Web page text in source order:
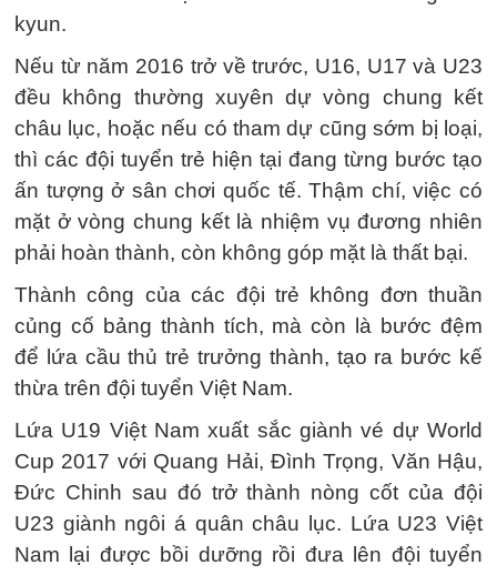
kyun.
Nếu từ năm 2016 trở về trước, U16, U17 và U23
đều không thường xuyên dự vòng chung kết
châu lục, hoặc nếu có tham dự cũng sớm bị loại,
thì các đội tuyển trẻ hiện tại đang từng bước tạo
ấn tượng ở sân chơi quốc tế. Thậm chí, việc có
mặt ở vòng chung kết là nhiệm vụ đương nhiên
phải hoàn thành, còn không góp mặt là thất bại.
Thành công của các đội trẻ không đơn thuần
củng cố bảng thành tích, mà còn là bước đệm
để lứa cầu thủ trẻ trưởng thành, tạo ra bước kế
thừa trên đội tuyển Việt Nam.
Lứa U19 Việt Nam xuất sắc giành vé dự World
Cup 2017 với Quang Hải, Đình Trọng, Văn Hậu,
Đức Chinh sau đó trở thành nòng cốt của đội
U23 giành ngôi á quân châu lục. Lứa U23 Việt
Nam lại được bồi dưỡng rồi đưa lên đội tuyển